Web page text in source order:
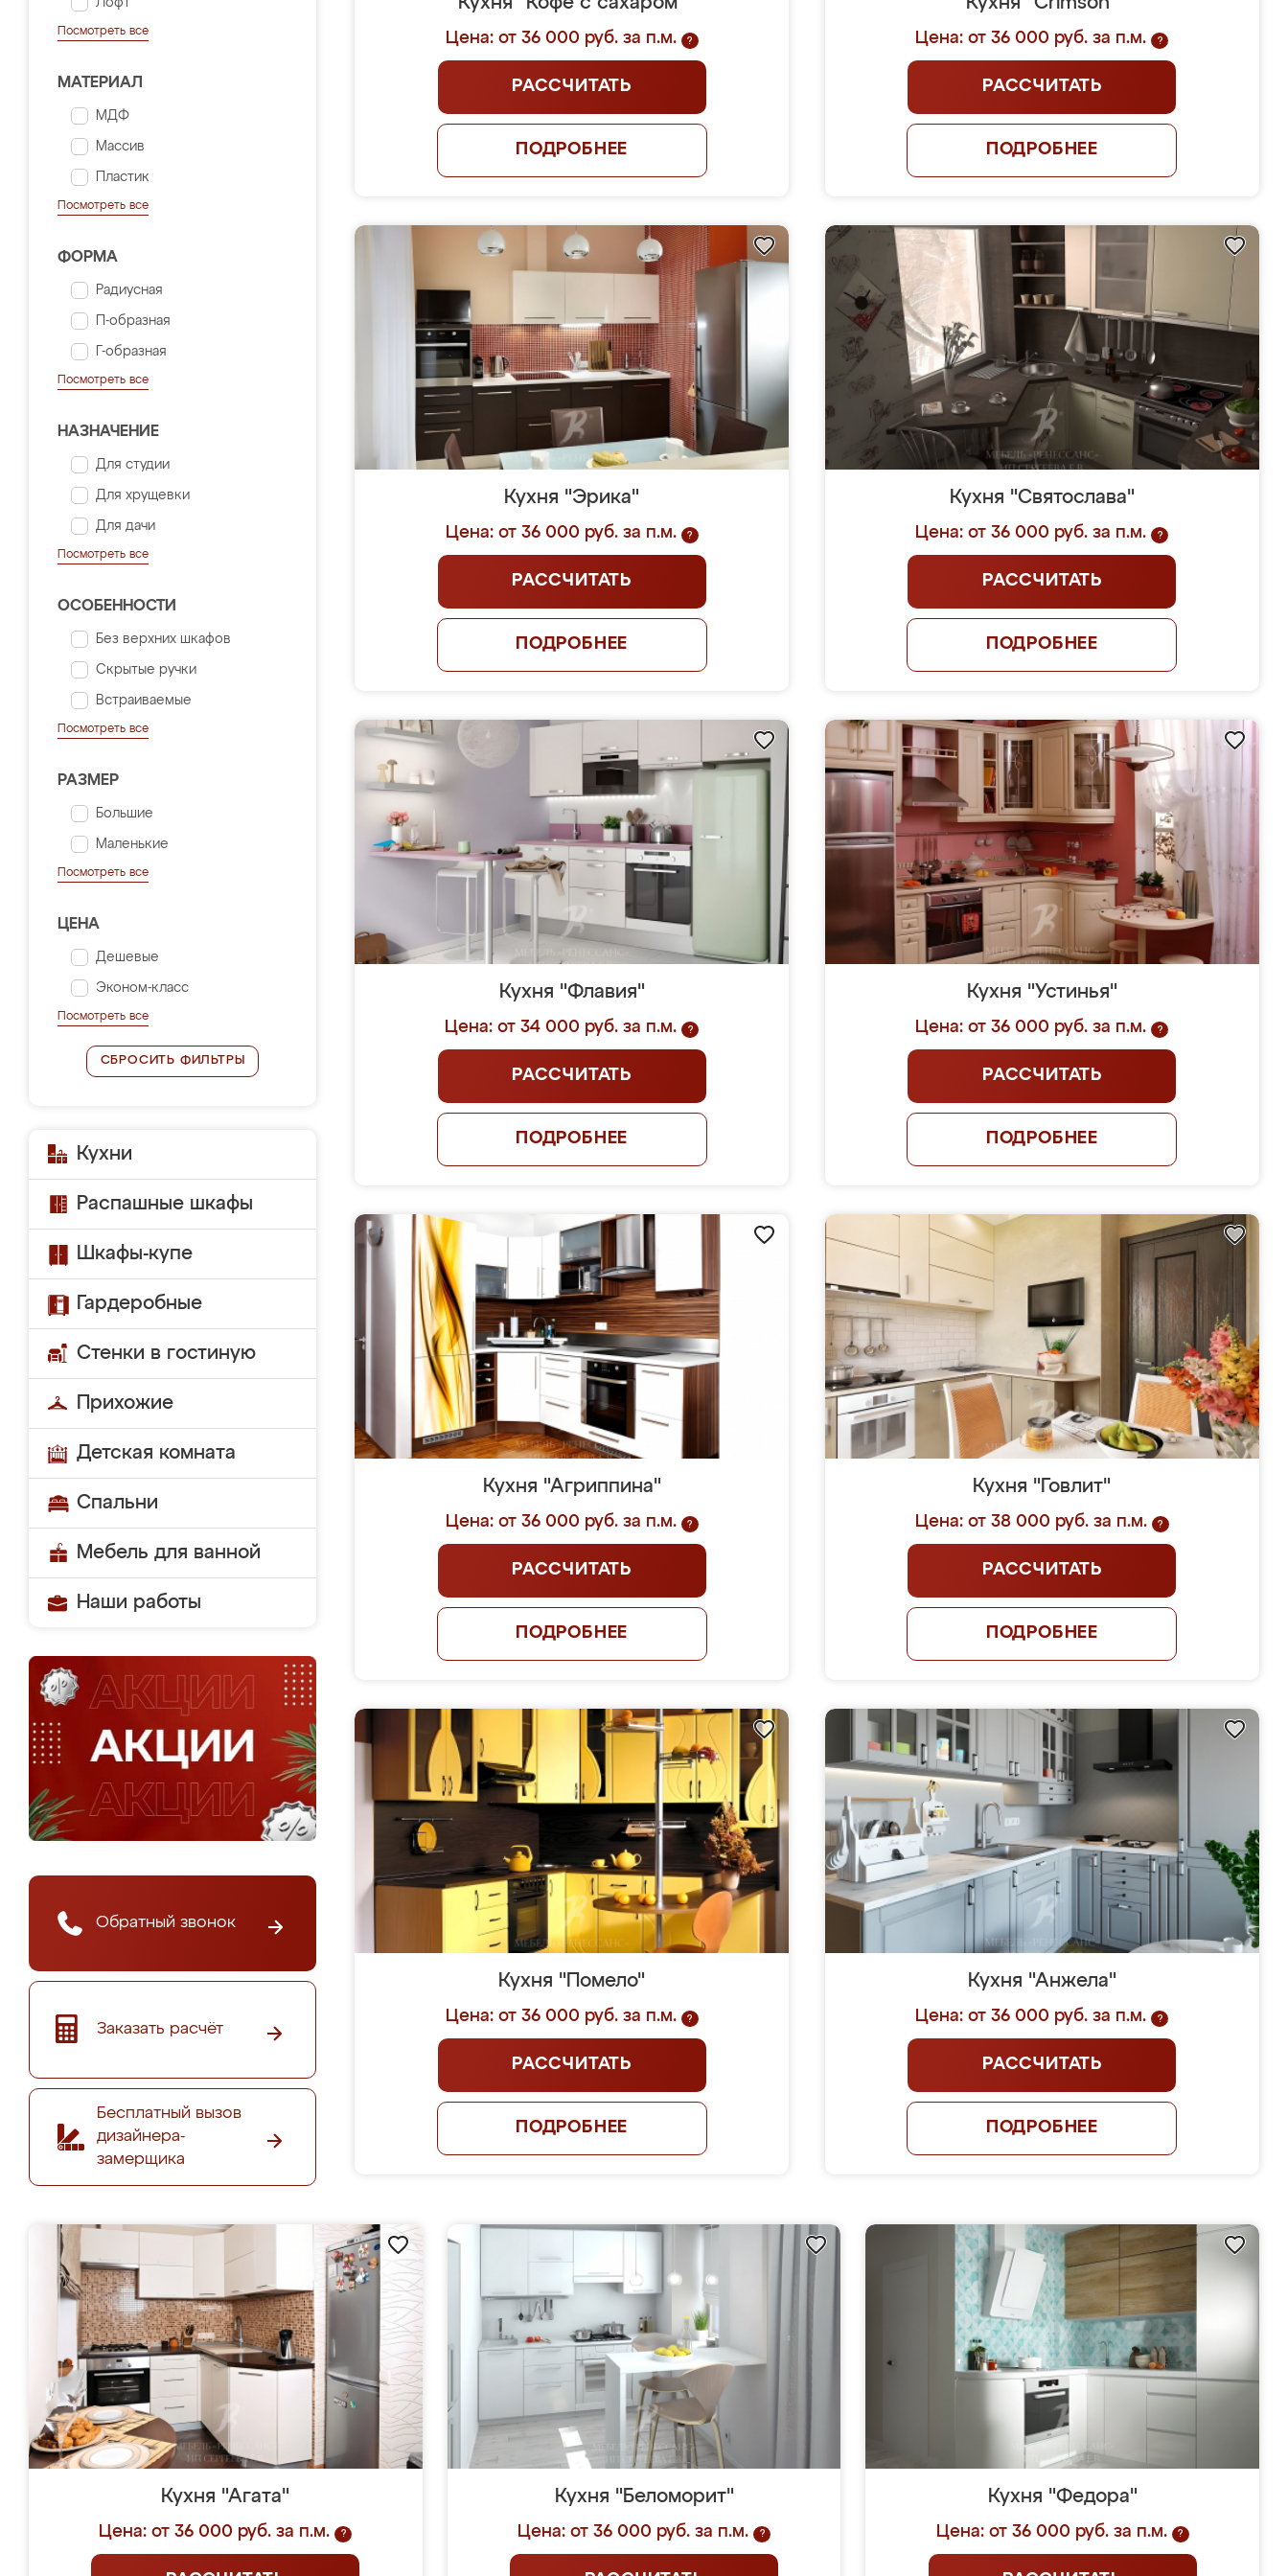
Лофт
Посмотреть все
МАТЕРИАЛ
МДФ
Массив
Пластик
Посмотреть все
ФОРМА
Радиусная
П-образная
Г-образная
Посмотреть все
НАЗНАЧЕНИЕ
Для студии
Для хрущевки
Для дачи
Посмотреть все
ОСОБЕННОСТИ
Без верхних шкафов
Скрытые ручки
Встраиваемые
Посмотреть все
РАЗМЕР
Большие
Маленькие
Посмотреть все
ЦЕНА
Дешевые
Эконом-класс
Посмотреть все
СБРОСИТЬ ФИЛЬТРЫ
Кухни
Распашные шкафы
Шкафы-купе
Гардеробные
Стенки в гостиную
Прихожие
Детская комната
Спальни
Мебель для ванной
Наши работы
Обратный звонок
Заказать расчёт
Бесплатный вызов
дизайнера-
замерщика
Цена: от 36 000 руб. за п.м. ?
РАССЧИТАТЬ
ПОДРОБНЕЕ
Цена: от 36 000 руб. за п.м. ?
РАССЧИТАТЬ
ПОДРОБНЕЕ
Кухня "Эрика"
Цена: от 36 000 руб. за п.м. ?
РАССЧИТАТЬ
ПОДРОБНЕЕ
Кухня "Святослава"
Цена: от 36 000 руб. за п.м. ?
РАССЧИТАТЬ
ПОДРОБНЕЕ
Кухня "Флавия"
Цена: от 34 000 руб. за п.м. ?
РАССЧИТАТЬ
ПОДРОБНЕЕ
Кухня "Устинья"
Цена: от 36 000 руб. за п.м. ?
РАССЧИТАТЬ
ПОДРОБНЕЕ
Кухня "Агриппина"
Цена: от 36 000 руб. за п.м. ?
РАССЧИТАТЬ
ПОДРОБНЕЕ
Кухня "Говлит"
Цена: от 38 000 руб. за п.м. ?
РАССЧИТАТЬ
ПОДРОБНЕЕ
Кухня "Помело"
Цена: от 36 000 руб. за п.м. ?
РАССЧИТАТЬ
ПОДРОБНЕЕ
Кухня "Анжела"
Цена: от 36 000 руб. за п.м. ?
РАССЧИТАТЬ
ПОДРОБНЕЕ
Кухня "Агата"
Цена: от 36 000 руб. за п.м. ?
Кухня "Беломорит"
Цена: от 36 000 руб. за п.м. ?
Кухня "Федора"
Цена: от 36 000 руб. за п.м. ?